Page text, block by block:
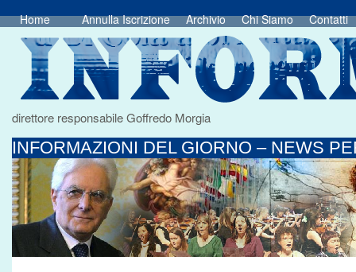
Home Annulla Iscrizione Archivio Chi Siamo Contatti
direttore responsabile Goffredo Morgia
INFORMAZIONI DEL GIORNO – NEWS